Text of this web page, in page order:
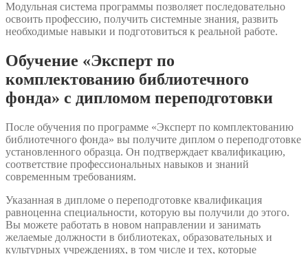
Модульная система программы позволяет последовательно
освоить профессию, получить системные знания, развить
необходимые навыки и подготовиться к реальной работе.
Обучение «Эксперт по
комплектованию библиотечного
фонда» с дипломом переподготовки
После обучения по программе «Эксперт по комплектованию
библиотечного фонда» вы получите диплом о переподготовке
установленного образца. Он подтверждает квалификацию,
соответствие профессиональных навыков и знаний
современным требованиям.
Указанная в дипломе о переподготовке квалификация
равноценна специальности, которую вы получили до этого.
Вы можете работать в новом направлении и занимать
желаемые должности в библиотеках, образовательных и
культурных учреждениях, в том числе и тех, которые